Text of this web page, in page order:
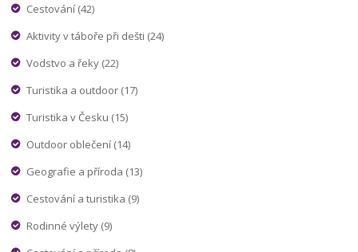
Cestování (42)
Aktivity v táboře při dešti (24)
Vodstvo a řeky (22)
Turistika a outdoor (17)
Turistika v Česku (15)
Outdoor oblečení (14)
Geografie a příroda (13)
Cestování a turistika (9)
Rodinné výlety (9)